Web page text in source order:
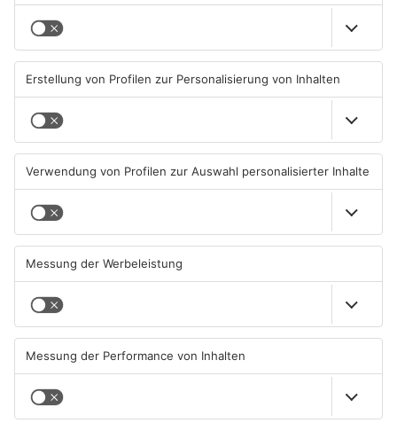
Obertshausen mit Keimen
belastet
abgelenkt und bestohlen
Igel verursacht
Supermarkt